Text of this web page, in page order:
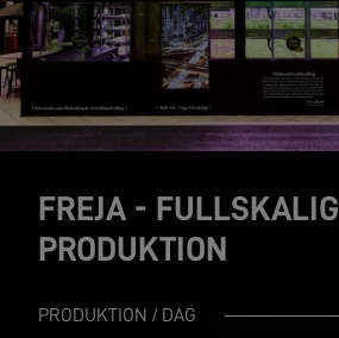
FREJA - FULLSKALIG
PRODUKTION
PRODUKTION / DAG